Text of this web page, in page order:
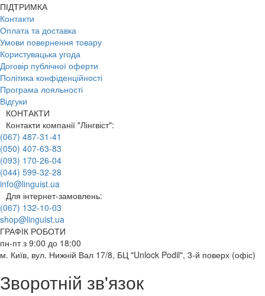
ПІДТРИМКА
Контакти
Оплата та доставка
Умови повернення товару
Користувацька угода
Договір публічної оферти
Політика конфіденційності
Програма лояльності
Відгуки
КОНТАКТИ
Контакти компанії "Лінгвіст":
(067) 487-31-41
(050) 407-63-83
(093) 170-26-04
(044) 599-32-28
info@linguist.ua
Для інтернет-замовлень:
(067) 132-10-03
shop@linguist.ua
ГРАФІК РОБОТИ
пн-пт з 9:00 до 18:00
м. Київ, вул. Нижній Вал 17/8, БЦ "Unlock Podil", 3-й поверх (офіс)
Зворотній зв'язок